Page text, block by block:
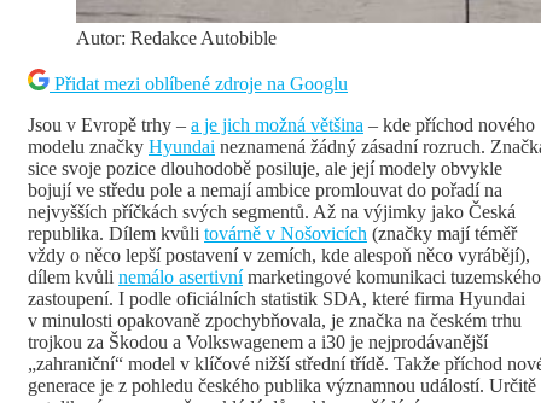
Autor: Redakce Autobible
Přidat mezi oblíbené zdroje na Googlu
Jsou v Evropě trhy – a je jich možná většina – kde příchod nového
modelu značky Hyundai neznamená žádný zásadní rozruch.
sice svoje pozice dlouhodobě posiluje, ale její modely obvykle
bojují ve středu pole a nemají ambice promlouvat do pořadí na
nejvyšších příčkách svých segmentů. Až na výjimky jako Česká
republika. Dílem kvůli továrně v Nošovicích (značky mají téměř
vždy o něco lepší postavení v zemích, kde alespoň něco vyrábějí),
dílem kvůli nemálo asertivnímarketingové komunikaci tuzemského
zastoupení. I podle oficiálních statistik SDA, které firma Hyundai
v minulosti opakovaně zpochybňovala, je značka na českém trhu
trojkou za Škodou a Volkswagenem a i30 je nejprodávanější
„zahraniční“ model v klíčové nižší střední třídě. Takže příchod
generace je z pohledu českého publika významnou událostí. Určitě